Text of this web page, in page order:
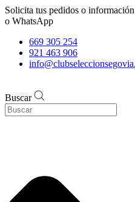
Solicita tus pedidos o
o WhatsApp
669 305 254
921 463 906
Buscar